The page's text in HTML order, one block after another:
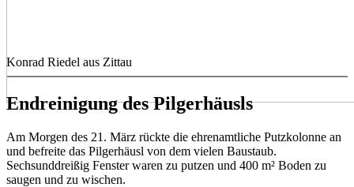
Konrad Riedel aus Zittau
Endreinigung des Pilgerhäusls
Am Morgen des 21. März rückte die ehrenamtliche Putzkolonne an
und befreite das Pilgerhäusl von dem vielen Baustaub.
Sechsunddreißig Fenster waren zu putzen und 400 m² Boden zu
saugen und zu wischen.